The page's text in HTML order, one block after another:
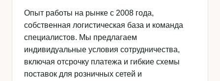
Опыт работы на рынке с 2008 года,
собственная логистическая база и команда
специалистов. Мы предлагаем
индивидуальные условия сотрудничества,
включая отсрочку платежа и гибкие схемы
поставок для розничных сетей и